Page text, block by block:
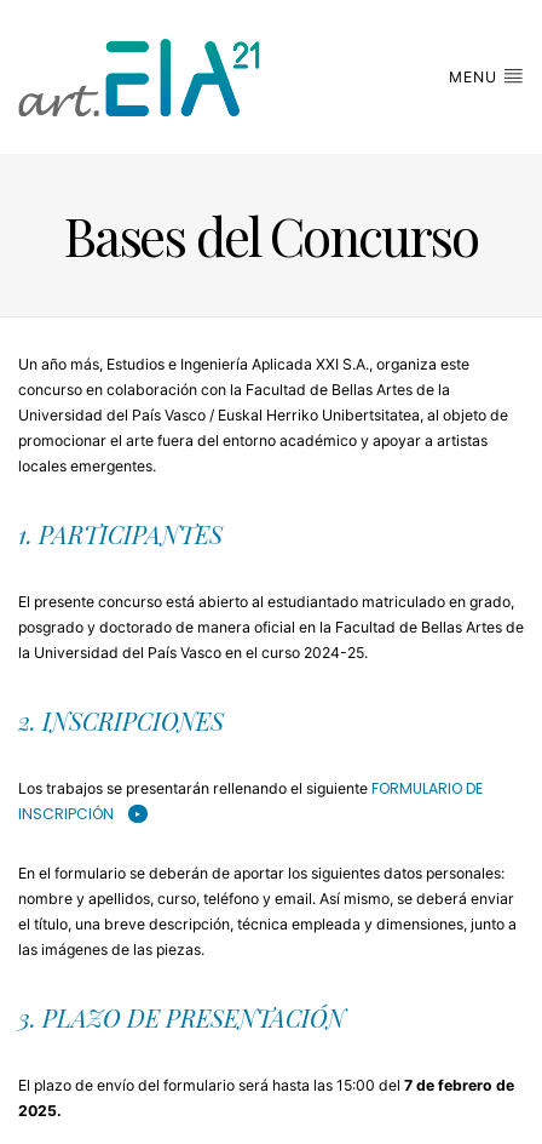
MENU
Bases del Concurso
Un año más, Estudios e Ingeniería Aplicada XXI S.A., organiza este
concurso en colaboración con la Facultad de Bellas Artes de la
Universidad del País Vasco / Euskal Herriko Unibertsitatea, al objeto de
promocionar el arte fuera del entorno académico y apoyar a artistas
locales emergentes.
1. PARTICIPANTES
El presente concurso está abierto al estudiantado matriculado en grado,
posgrado y doctorado de manera oficial en la Facultad de Bellas Artes de
la Universidad del País Vasco en el curso 2024-25.
2. INSCRIPCIONES
Los trabajos se presentarán rellenando el siguiente FORMULARIO DE
INSCRIPCIÓN
En el formulario se deberán de aportar los siguientes datos personales:
nombre y apellidos, curso, teléfono y email. Así mismo, se deberá enviar
el título, una breve descripción, técnica empleada y dimensiones, junto a
las imágenes de las piezas.
3. PLAZO DE PRESENTACIÓN
El plazo de envío del formulario será hasta las 15:00 del 7 de febrero de
2025.